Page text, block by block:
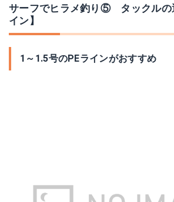
サーフでヒラメ釣り⑤ タックル
イン】
1～1.5号のPEラインがおすすめ